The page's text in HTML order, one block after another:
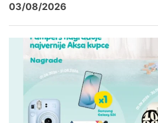
03/08/2026